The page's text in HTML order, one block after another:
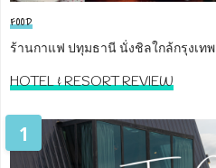
FOOD
ร้านกาแฟ ปทุมธานี นั่งชิลใกล้กรุงเทพ
HOTEL & RESORT REVIEW
1